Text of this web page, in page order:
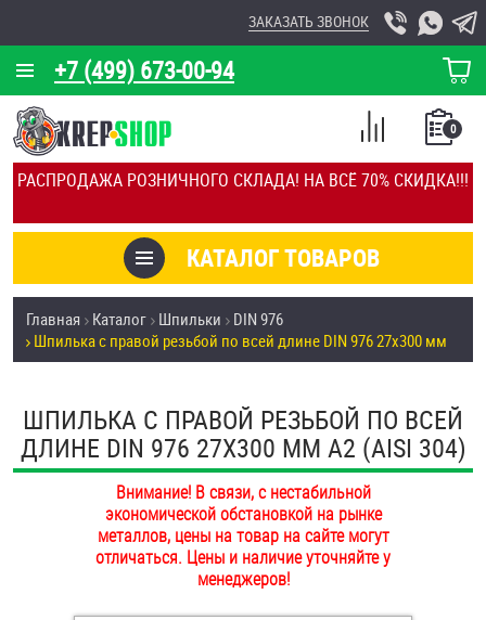
РАСПРОДАЖА РОЗНИЧНОГО СКЛАДА! НА ВСЁ 70% СКИДКА!!!
+7 (499) 673-00-94
ЗАКАЗАТЬ ЗВОНОК
КОРЗИНА
О КОМПАНИИ
КАЛЬКУЛЯТОР
ОТЗЫВЫ
УСЛУГИ
СКИДКИ
ОПТ
ПОКУПАТЕЛЯМ
ОПЛАТА И ДОСТАВКА
НАШИ МАГАЗИНЫ
КАТАЛОГ ТОВАРОВ
0
СПИСОК
СРАВНЕНИЕ
Товары со скидкой
Анкеры
Антивандальный крепёж, инструмент
Болты и винты
Втулки
Главная Каталог Шпильки
DIN 976
Шпилька с правой резьбой по всей длине DIN 976 27х300 мм
ШПИЛЬКА С ПРАВОЙ РЕЗЬБОЙ ПО ВСЕЙ
ДЛИНЕ DIN 976 27Х300 ММ А2 (AISI 304)
Внимание! В связи, с нестабильной
экономической обстановкой на рынке
металлов, цены на товар на сайте могут
отличаться. Цены и наличие уточняйте у
менеджеров!